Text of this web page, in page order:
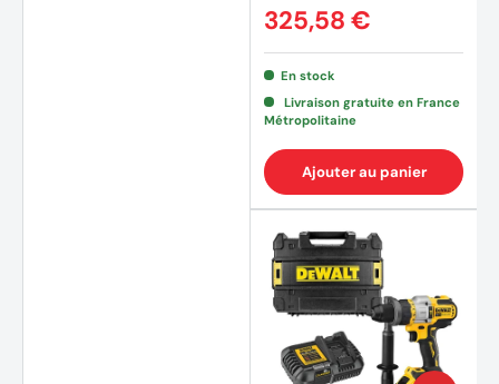
325,58 €
En stock
Livraison gratuite en France
Métropolitaine
Ajouter au panier